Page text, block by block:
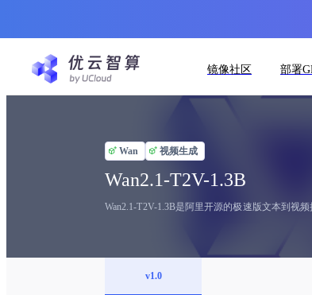
镜像社区 部署
Wan 视频生成
Wan2.1-T2V-1.3B
Wan2.1-T2V-1.3B是阿里开源的极速版文本到视
v1.0